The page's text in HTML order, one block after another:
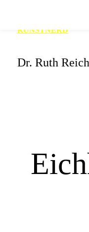
KUNSTNERD
Dr. Ruth